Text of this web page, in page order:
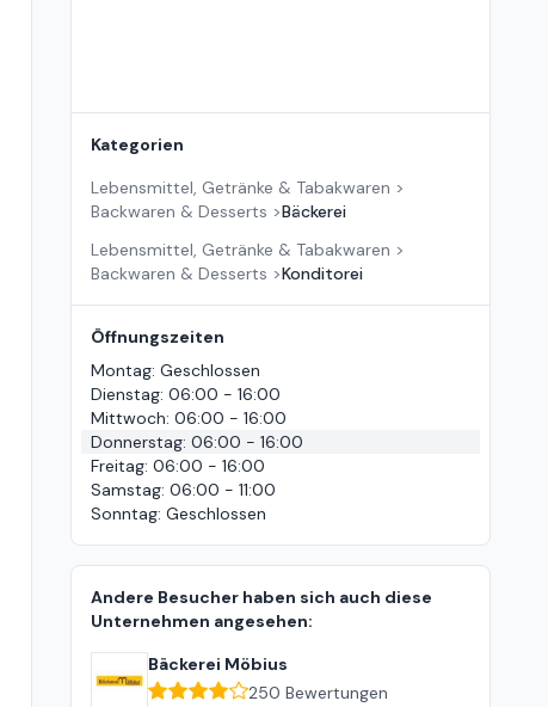
Kategorien
Lebensmittel, Getränke & Tabakwaren >
Backwaren & Desserts >Bäckerei
Lebensmittel, Getränke & Tabakwaren >
Backwaren & Desserts >Konditorei
Öffnungszeiten
Montag: Geschlossen
Dienstag: 06:00 - 16:00
Mittwoch: 06:00 - 16:00
Donnerstag: 06:00 - 16:00
Freitag: 06:00 - 16:00
Samstag: 06:00 - 11:00
Sonntag: Geschlossen
Andere Besucher haben sich auch diese
Unternehmen angesehen:
Bäckerei Möbius
250 Bewertungen